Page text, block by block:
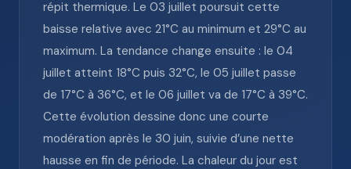
répit thermique. Le 03 juillet poursuit cette
baisse relative avec 21°C au minimum et 29°C au
maximum. La tendance change ensuite : le 04
juillet atteint 18°C puis 32°C, le 05 juillet passe
de 17°C à 36°C, et le 06 juillet va de 17°C à 39°C.
Cette évolution dessine donc une courte
modération après le 30 juin, suivie d’une nette
hausse en fin de période. La chaleur du jour est